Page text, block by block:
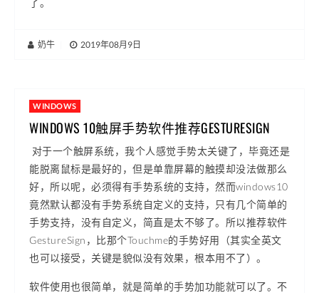
了。
奶牛 2019年08月9日
WINDOWS
WINDOWS 10触屏手势软件推荐GESTURESIGN
对于一个触屏系统，我个人感觉手势太关键了，毕竟还是
能脱离鼠标是最好的，但是单靠屏幕的触摸却没法做那么
好，所以呢，必须得有手势系统的支持，然而windows10
竟然默认都没有手势系统自定义的支持，只有几个简单的
手势支持，没有自定义，简直是太不够了。所以推荐软件
GestureSign，比那个Touchme的手势好用（其实全英文
也可以接受，关键是貌似没有效果，根本用不了）。
软件使用也很简单，就是简单的手势加功能就可以了。不